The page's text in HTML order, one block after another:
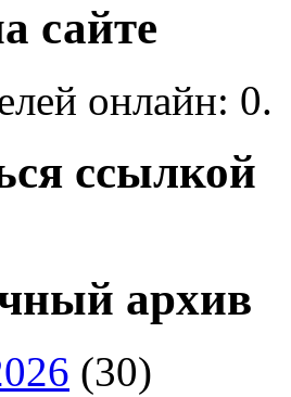
сайте
онлайн: 0.
ссылкой
архив
(30)